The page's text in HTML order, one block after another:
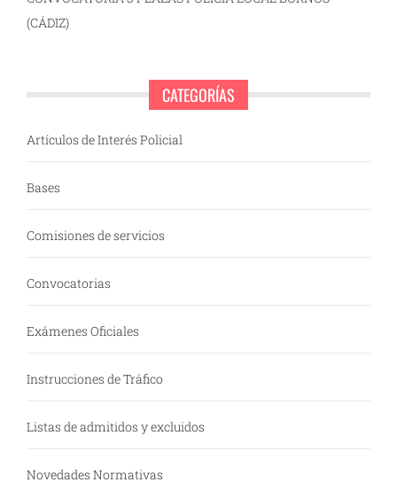
(CÁDIZ)
CATEGORÍAS
Artículos de Interés Policial
Bases
Comisiones de servicios
Convocatorias
Exámenes Oficiales
Instrucciones de Tráfico
Listas de admitidos y excluidos
Novedades Normativas